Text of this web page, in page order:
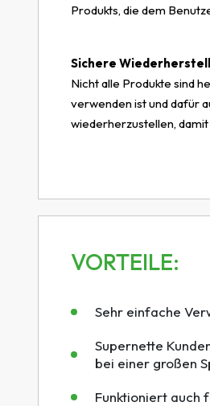
Produkts, die dem
Sichere
Nicht alle Produkte sind
verwenden ist und dafür
wiederherzustellen,
VORTEILE:
Sehr einfache
Supernette
bei einer großen
Funktioniert auch